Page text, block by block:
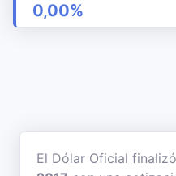
0,00%
El Dólar Oficial